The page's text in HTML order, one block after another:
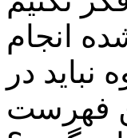
انجام
در
فهرست